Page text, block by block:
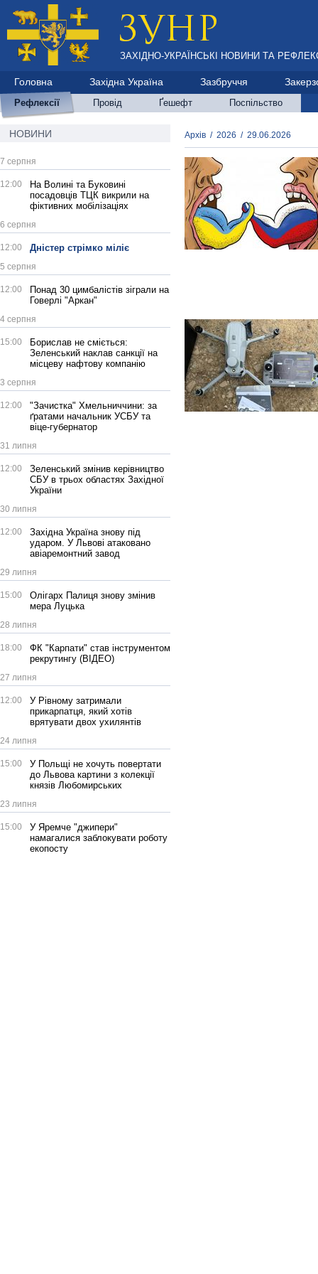
ЗАХІДНО-УКРАЇНСЬКІ НОВИНИ ТА
Головна Західна Україна Зазбруччя
Рефлексії Провід Ґешефт Поспільство
НОВИНИ
7 серпня
12:00
На Волині та Буковині
посадовців ТЦК викрили на
фіктивних мобілізаціях
6 серпня
12:00 Дністер стрімко міліє
5 серпня
12:00
Понад 30 цимбалістів зіграли на
Говерлі "Аркан"
4 серпня
15:00
Борислав не сміється:
Зеленський наклав санкції на
місцеву нафтову компанію
3 серпня
12:00
"Зачистка" Хмельниччини: за
ґратами начальник УСБУ та
віце-губернатор
31 липня
12:00
Зеленський змінив керівництво
СБУ в трьох областях Західної
України
30 липня
12:00
Західна Україна знову під
ударом. У Львові атаковано
авіаремонтний завод
29 липня
15:00
Олігарх Палиця знову змінив
мера Луцька
28 липня
18:00
ФК "Карпати" став інструментом
рекрутингу (ВІДЕО)
27 липня
12:00
У Рівному затримали
прикарпатця, який хотів
врятувати двох ухилянтів
24 липня
15:00
У Польщі не хочуть повертати
до Львова картини з колекції
князів Любомирських
23 липня
15:00
У Яремче "джипери"
намагалися заблокувати роботу
екопосту
Архів / 2026 / 29.06.2026